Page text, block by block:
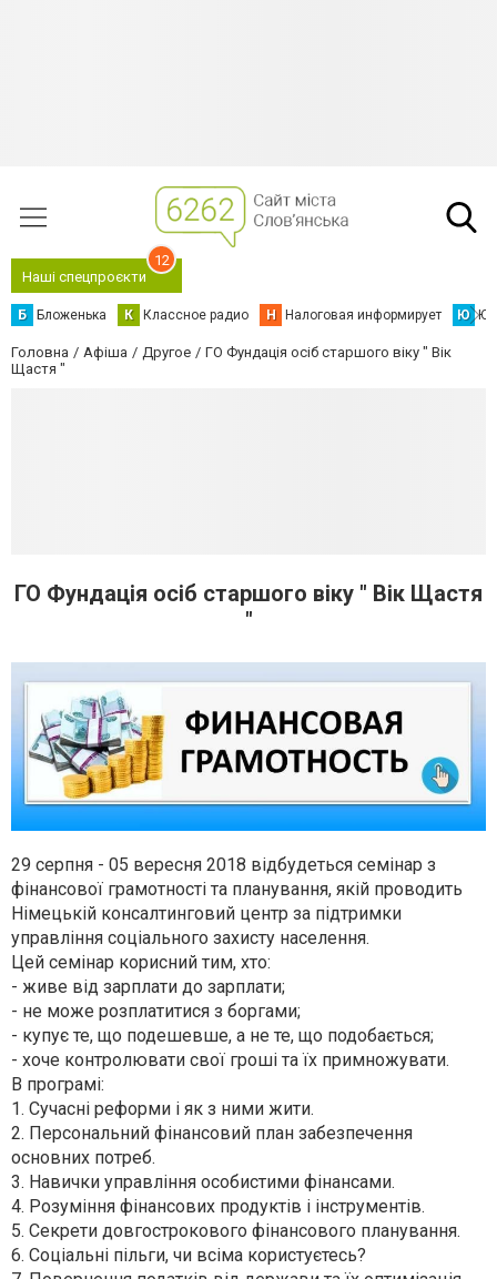
Наші спецпроєкти
12
Б Бложенька К Классное радио Н Налоговая информирует Ю
Головна Афіша Другое
ГО Фундація осіб старшого віку " Вік
Щастя "
ГО Фундація осіб старшого віку " Вік Щастя
"
29 серпня - 05 вересня 2018 відбудеться семінар з
фінансової грамотності та планування, якій проводить
Німецькій консалтинговий центр за підтримки
управління соціального захисту населення.
Цей семінар корисний тим, хто:
- живе від зарплати до зарплати;
- не може розплатитися з боргами;
- купує те, що подешевше, а не те, що подобається;
- хоче контролювати свої гроші та їх примножувати.
В програмі:
1. Сучасні реформи і як з ними жити.
2. Персональний фінансовий план забезпечення
основних потреб.
3. Навички управління особистими фінансами.
4. Розуміння фінансових продуктів і інструментів.
5. Секрети довгострокового фінансового планування.
6. Соціальні пільги, чи всіма користуєтесь?